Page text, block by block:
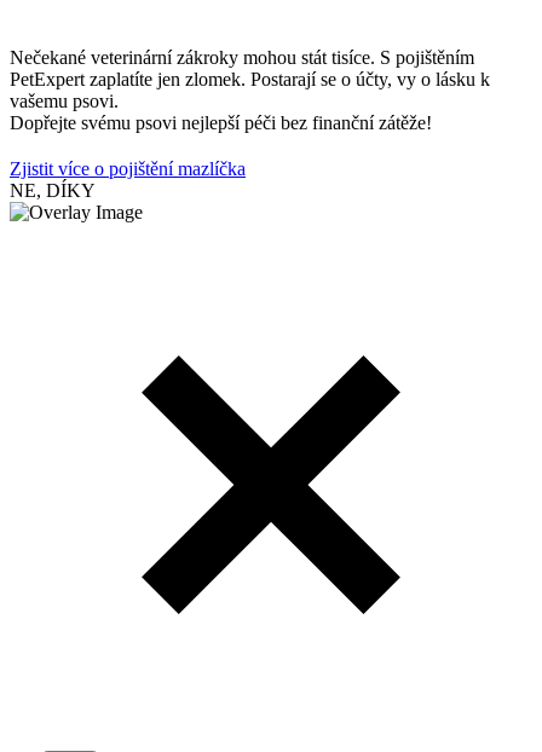
Nečekané veterinární zákroky mohou stát tisíce. S pojištěním
PetExpert zaplatíte jen zlomek. Postarají se o účty, vy o lásku k
vašemu psovi.
Dopřejte svému psovi nejlepší péči bez finanční zátěže!
Zjistit více o pojištění mazlíčka
NE, DÍKY